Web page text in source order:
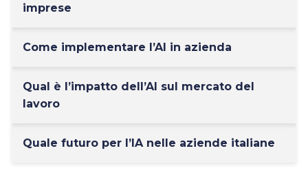
imprese
Come implementare l’AI in azienda
Qual è l’impatto dell’AI sul mercato del
lavoro
Quale futuro per l’IA nelle aziende italiane